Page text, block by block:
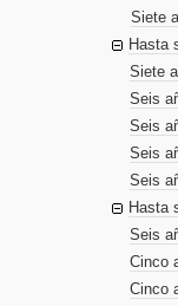
Siete
Hasta
Siete
Seis
Seis
Seis
Seis
Hasta
Seis
Cinco
Cinco